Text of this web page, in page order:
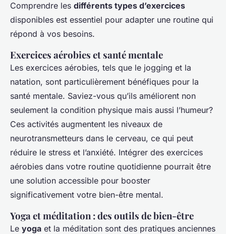
Comprendre les différents types d’exercices
disponibles est essentiel pour adapter une routine qui
répond à vos besoins.
Exercices aérobies et santé mentale
Les exercices aérobies, tels que le jogging et la
natation, sont particulièrement bénéfiques pour la
santé mentale. Saviez-vous qu’ils améliorent non
seulement la condition physique mais aussi l’humeur?
Ces activités augmentent les niveaux de
neurotransmetteurs dans le cerveau, ce qui peut
réduire le stress et l’anxiété. Intégrer des exercices
aérobies dans votre routine quotidienne pourrait être
une solution accessible pour booster
significativement votre bien-être mental.
Yoga et méditation : des outils de bien-être
Le yoga et la méditation sont des pratiques anciennes